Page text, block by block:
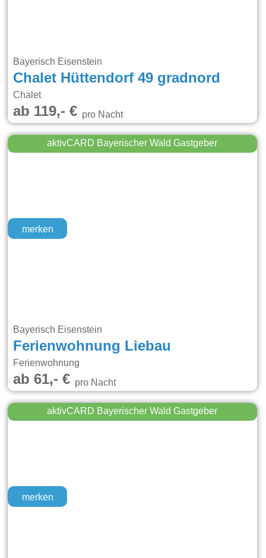
Bayerisch Eisenstein
Chalet Hüttendorf 49 gradnord
Chalet
ab 119,- €pro Nacht
merken
aktivCARD Bayerischer Wald Gastgeber
Bayerisch Eisenstein
Ferienwohnung Liebau
Ferienwohnung
ab 61,- €pro Nacht
merken
aktivCARD Bayerischer Wald Gastgeber